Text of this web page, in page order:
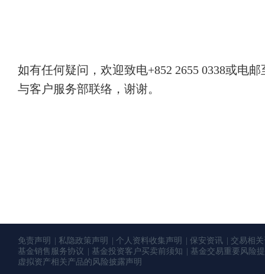
如有任何疑问，欢迎致电+852 2655 0338或电邮
与客户服务部联络，谢谢。
免责声明 私隐政策声明 个人资料收集声明 保安资讯
交易相
基金销售服务协议
基金投资客户买卖前须知
基金交易重要风险
虚拟资产相关产品的风险披露声明